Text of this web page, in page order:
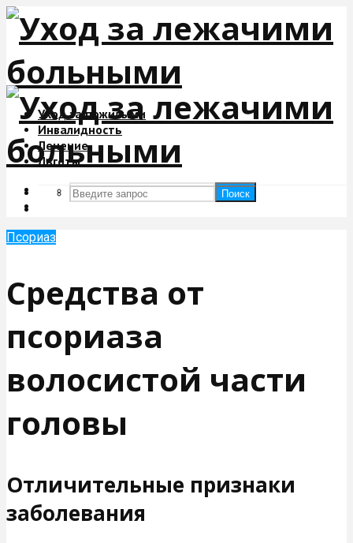
Уход за пожилыми
Инвалидность
Лечение
Льготы
Поиск
Поиск
Псориаз
Средства от
псориаза
волосистой части
головы
Отличительные признаки
заболевания